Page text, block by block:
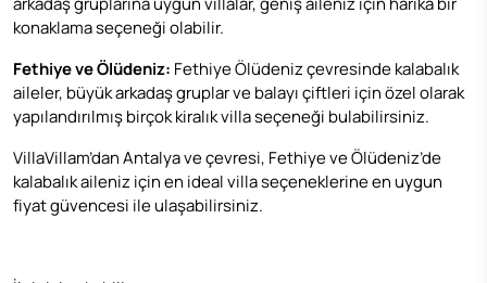
konaklama seçeneği olabilir.
Fethiye ve Ölüdeniz: Fethiye Ölüdeniz çevresinde kalabalık
aileler, büyük arkadaş gruplar ve balayı çiftleri için özel olarak
yapılandırılmış birçokkiralık villaseçeneği bulabilirsiniz.
VillaVillam’dan Antalya ve çevresi, Fethiye ve Ölüdeniz’de
kalabalık aileniz için en ideal villa seçeneklerine en uygun
fiyat güvencesi ile ulaşabilirsiniz.